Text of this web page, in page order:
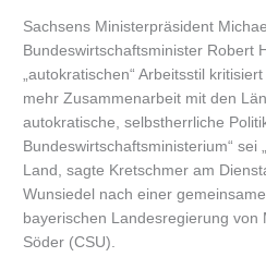
Sachsens Ministerpräsident
Bundeswirtschaftsminister Robert
„autokratischen“ Arbeitsstil
mehr Zusammenarbeit mit den
autokratische, selbstherrliche
Bundeswirtschaftsministerium“ sei
Land, sagte Kretschmer am
Wunsiedel nach einer
bayerischen Landesregierung von
Söder (CSU).